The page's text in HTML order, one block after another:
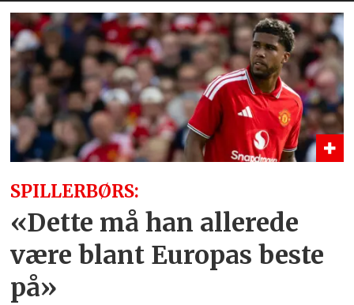
SPILLERBØRS:
«Dette må han allerede
være blant Europas beste
på»